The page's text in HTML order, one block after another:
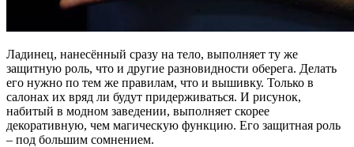
Ладинец, нанесённый сразу на тело, выполняет ту же
защитную роль, что и другие разновидности оберега. Делать
его нужно по тем же правилам, что и вышивку. Только в
салонах их вряд ли будут придерживаться. И рисунок,
набитый в модном заведении, выполняет скорее
декоративную, чем магическую функцию. Его защитная роль
– под большим сомнением.